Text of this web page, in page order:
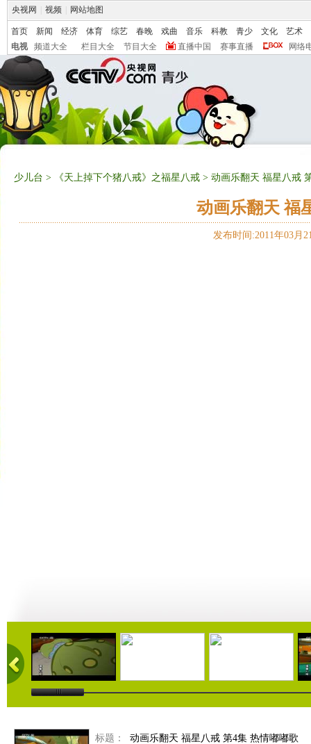
央视网 视频 网站地图
首页 新闻 经济 体育 综艺 春晚 戏曲 音乐 科教 青少 文化
艺术
电视
频道大全 栏目大全 节目大全 直播中国 赛事直播 网络
少儿台 > 《天上掉下个猪八戒》之福星八戒 > 动画乐翻天 福星八戒
动画乐翻天 福
发布时间:2011年03月
12:33 12:31 11:47
标题：
动画乐翻天 福星八戒 第4集 热情嘟嘟歌